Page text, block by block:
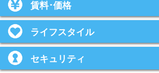
賃料･価格
ライフスタイル
セキュリティ